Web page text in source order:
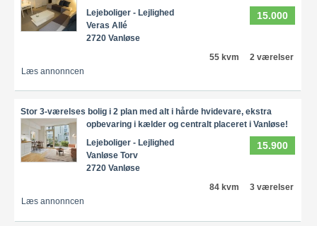
15.000
Lejeboliger - Lejlighed
Veras Allé
2720 Vanløse
55 kvm
2 værelser
Læs annonncen
Stor 3-værelses bolig i 2 plan med alt i hårde hvidevare, ekstra
opbevaring i kælder og centralt placeret i Vanløse!
15.900
Lejeboliger - Lejlighed
Vanløse Torv
2720 Vanløse
84 kvm
3 værelser
Læs annonncen